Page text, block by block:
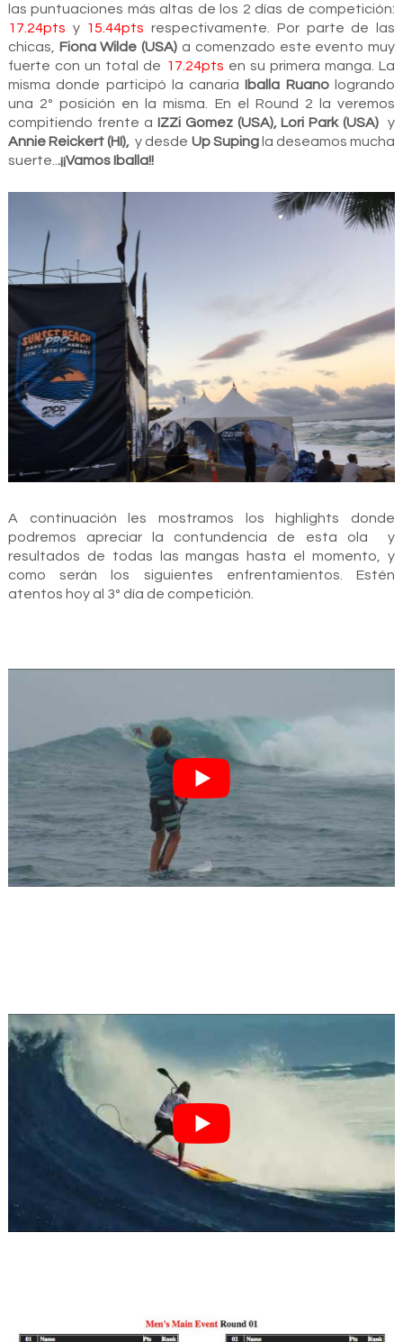
las puntuaciones más altas de los 2 días de competición:
17.24pts y 15.44pts respectivamente. Por parte de las
chicas, Fiona Wilde (USA) a comenzado este evento muy
fuerte con un total de 17.24pts en su primera manga. La
misma donde participó la canaria Iballa Ruanologrando
una 2º posición en la misma. En el Round 2 la veremos
compitiendo frente a IZZi Gomez (USA), Lori Park (USA) y
Annie Reickert (HI), y desde Up Supingla deseamos mucha
suerte.. .¡¡Vamos Iballa!!
A continuación les mostramos los highlights donde
podremos apreciar la contundencia de esta ola y
resultados de todas las mangas hasta el momento, y
como serán los siguientes enfrentamientos. Estén
atentos hoy al 3º día de competición.